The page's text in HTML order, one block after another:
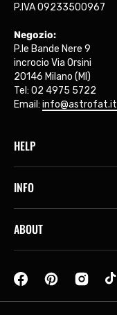
P.IVA 09233500967
Negozio:
P.le Bande Nere 9
incrocio Via Orsini
20146 Milano (MI)
Tel: 02 4975 5722
Email: info@astrofat.it
HELP
INFO
ABOUT